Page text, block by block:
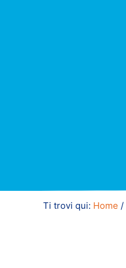
Ti trovi qui: Home /